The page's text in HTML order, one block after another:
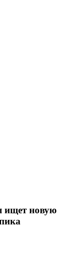
ищет новую